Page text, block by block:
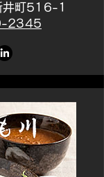
井町516-1
2345